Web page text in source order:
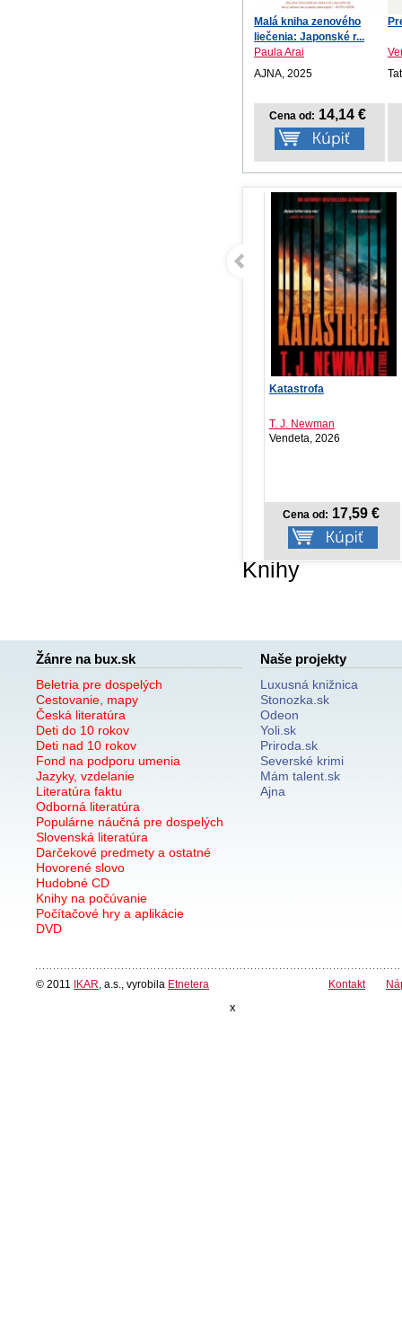
Malá kniha zenového
liečenia: Japonské r...
Paula Arai
AJNA, 2025
Cena od: 14,14 €
Katastrofa
T. J. Newman
Vendeta, 2026
Cena od:17,59 €
Knihy
Žánre na bux.sk
Beletria pre dospelých
Cestovanie, mapy
Česká literatúra
Deti do 10 rokov
Deti nad 10 rokov
Fond na podporu umenia
Jazyky, vzdelanie
Literatúra faktu
Odborná literatúra
Populárne náučná pre dospelých
Slovenská literatúra
Darčekové predmety a ostatné
Hovorené slovo
Hudobné CD
Knihy na počúvanie
Počítačové hry a aplikácie
DVD
Naše projekty
Luxusná knižnica
Stonozka.sk
Odeon
Yoli.sk
Priroda.sk
Severské krimi
Mám talent.sk
Ajna
© 2011 IKAR , a.s., vyrobila Etnetera Kontakt
x